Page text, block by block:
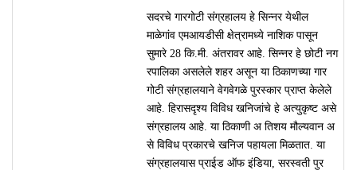
सदरचे गारगोटी संग्रहालय हे सिन्नर येथील
माळेगांव एमआयडीसी क्षेत्रामध्ये नाशिक पासून
सुमारे 28 कि.मी. अंतरावर आहे. सिन्नर हे छोटी नग
रपालिका असलेले शहर असून या ठिकाणच्या गार
गोटी संग्रहालयाने वेगवेगळे पुरस्कार प्राप्त केलेले
आहे. हिरासदृश्य विविध खनिजांचे हे अत्युकृष्ट असे
संग्रहालय आहे. या ठिकाणी अ तिशय मौल्यवान अ
से विविध प्रकारचे खनिज पहायला मिळतात. या
संग्रहालयास प्राईड ऑफ इंडिया, सरस्वती पुर